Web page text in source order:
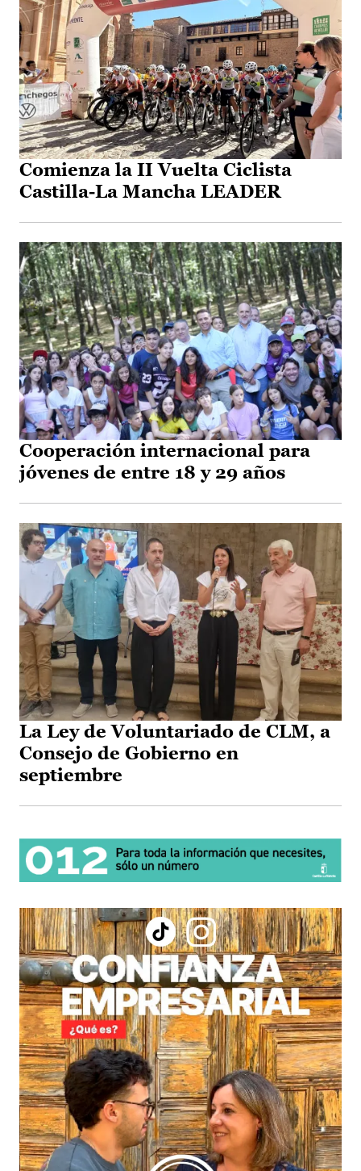
Comienza la II Vuelta Ciclista
Castilla-La Mancha LEADER
Cooperación internacional para
jóvenes de entre 18 y 29 años
La Ley de Voluntariado de CLM, a
Consejo de Gobierno en
septiembre